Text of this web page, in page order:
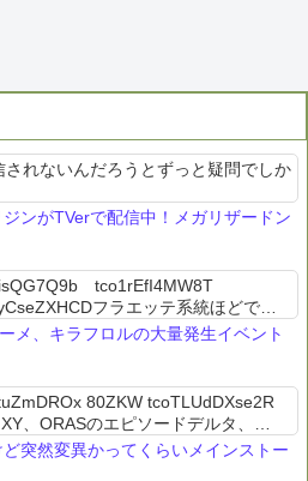
れないんだろうとずっと疑問でしか
ンがTVerで配信中！メガリザードン
tco1rEfI4MW8T
フラエッテ系統ほどでは
からか蕾がマ...
メ、キラフロルの大量発生イベント
80ZKW tcoTLUdDXse2R
、ORASのエピソードデルタ、
ィング後の...
ど突然変異かってくらいメインストー